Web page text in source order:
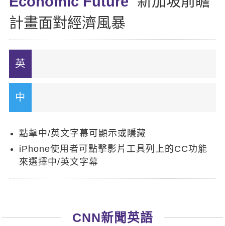
情境閱讀
英文文法技巧
外語即時通
企業訓練
點讀筆教材
計畫面對經濟風暴
點擊中/英文字幕可顯示或隱藏
iPhone使用者可點擊影片工具列上的CC功能
來選擇中/英文字幕
CNN新聞英語